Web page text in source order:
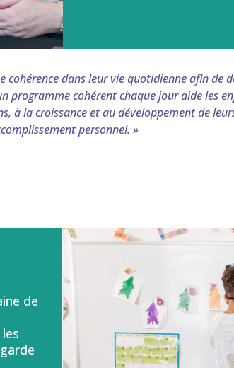
dans leur vie quotidienne afin de
programme cohérent chaque jour aide les
à la croissance et au développement de
personnel. »
de